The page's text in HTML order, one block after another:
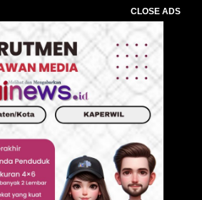
CLOSE ADS